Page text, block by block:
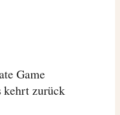
Game
kehrt zurück